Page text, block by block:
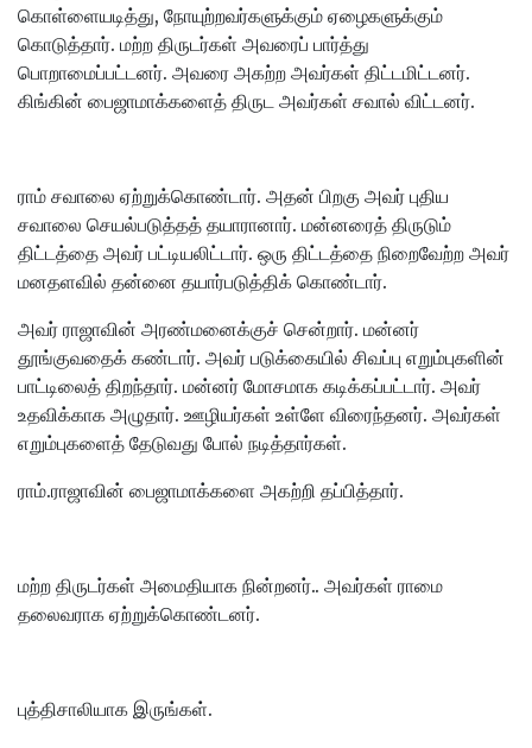
கொள்ளையடித்து, நோயுற்றவர்களுக்கும் ஏழைகளுக்கும்
கொடுத்தார். மற்ற திருடர்கள் அவரைப் பார்த்து
பொறாமைப்பட்டனர். அவரை அகற்ற அவர்கள் திட்டமிட்டனர்.
கிங்கின் பைஜாமாக்களைத் திருட அவர்கள் சவால் விட்டனர்.
ராம் சவாலை ஏற்றுக்கொண்டார். அதன் பிறகு அவர் புதிய
சவாலை செயல்படுத்தத் தயாரானார். மன்னரைத் திருடும்
திட்டத்தை அவர் பட்டியலிட்டார். ஒரு திட்டத்தை நிறைவேற்ற அவர்
மனதளவில் தன்னை தயார்படுத்திக் கொண்டார்.
அவர் ராஜாவின் அரண்மனைக்குச் சென்றார். மன்னர்
தூங்குவதைக் கண்டார். அவர் படுக்கையில் சிவப்பு எறும்புகளின்
பாட்டிலைத் திறந்தார். மன்னர் மோசமாக கடிக்கப்பட்டார். அவர்
உதவிக்காக அழுதார். ஊழியர்கள் உள்ளே விரைந்தனர். அவர்கள்
எறும்புகளைத் தேடுவது போல் நடித்தார்கள்.
ராம்.ராஜாவின் பைஜாமாக்களை அகற்றி தப்பித்தார்.
மற்ற திருடர்கள் அமைதியாக நின்றனர்.. அவர்கள் ராமை
தலைவராக ஏற்றுக்கொண்டனர்.
புத்திசாலியாக இருங்கள்.